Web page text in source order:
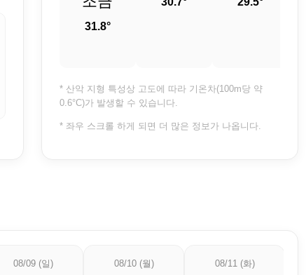
31.8°
* 산악 지형 특성상 고도에 따라 기온차(100m당 약
0.6°C)가 발생할 수 있습니다.
* 좌우 스크롤 하게 되면 더 많은 정보가 나옵니다.
08/09 (일) 08/10 (월) 08/11 (화)